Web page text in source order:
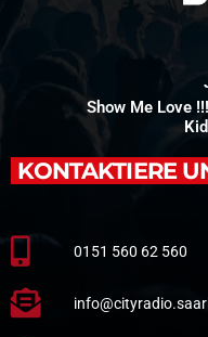
Show Me Love
KONTAKTIERE
0151 560 62 560